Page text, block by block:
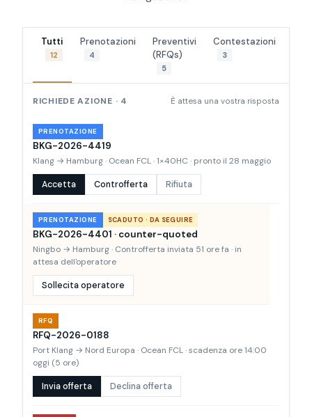
Tutti
12
Prenotazioni
4
Preventivi
(RFQs)
5
Contestazioni
3
RICHIEDE AZIONE · 4 È attesa una vostra risposta
PRENOTAZIONE
BKG-2026-4419
Klang → Hamburg · Ocean FCL · 1×40HC · pronto il 28 maggio
Accetta Controfferta Rifiuta
PRENOTAZIONE SCADUTO · DA SEGUIRE
BKG-2026-4401 · counter-quoted
Ningbo → Hamburg · Controfferta inviata 51 ore fa · in
attesa dell'operatore
Sollecita operatore
RFQ
RFQ-2026-0188
Port Klang → Nord Europa · Ocean FCL · scadenza ore 14:00
oggi (5 ore)
Invia offerta Declina offerta